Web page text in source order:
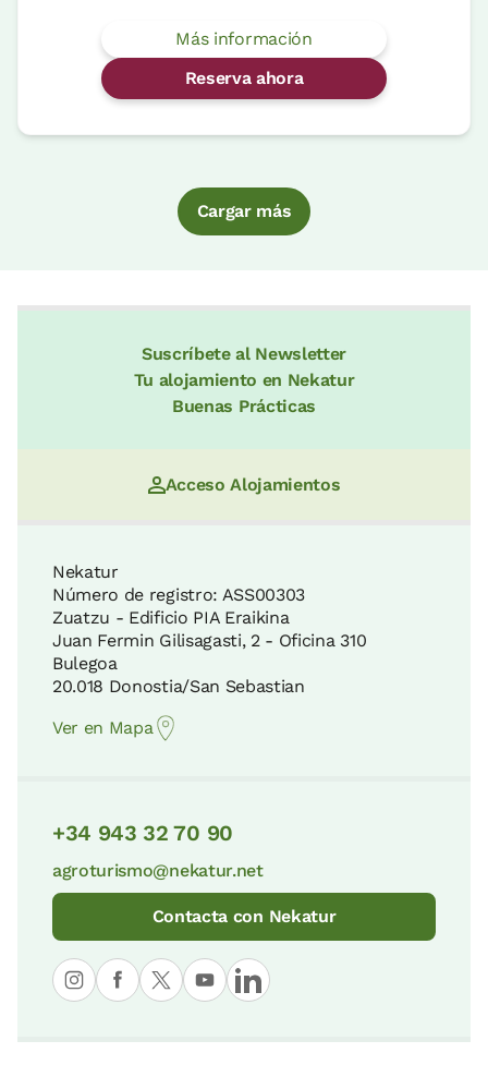
Más información
Reserva ahora
Cargar más
Suscríbete al Newsletter
Tu alojamiento en Nekatur
Buenas Prácticas
Acceso Alojamientos
Nekatur
Número de registro: ASS00303
Zuatzu - Edificio PIA Eraikina
Juan Fermin Gilisagasti, 2 - Oficina 310
Bulegoa
20.018 Donostia/San Sebastian
Ver en Mapa
+34 943 32 70 90
agroturismo@nekatur.net
Contacta con Nekatur